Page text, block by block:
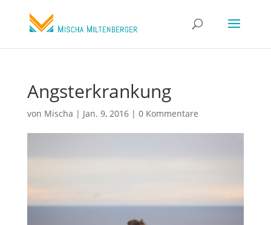
Angsterkrankung
von Mischa | Jan. 9, 2016| 0 Kommentare